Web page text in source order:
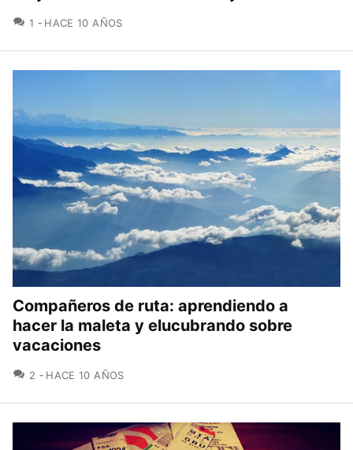
1 COMENTARIOS
HACE 10 AÑOS
Compañeros de ruta: aprendiendo a
hacer la maleta y elucubrando sobre
vacaciones
2 COMENTARIOS
HACE 10 AÑOS